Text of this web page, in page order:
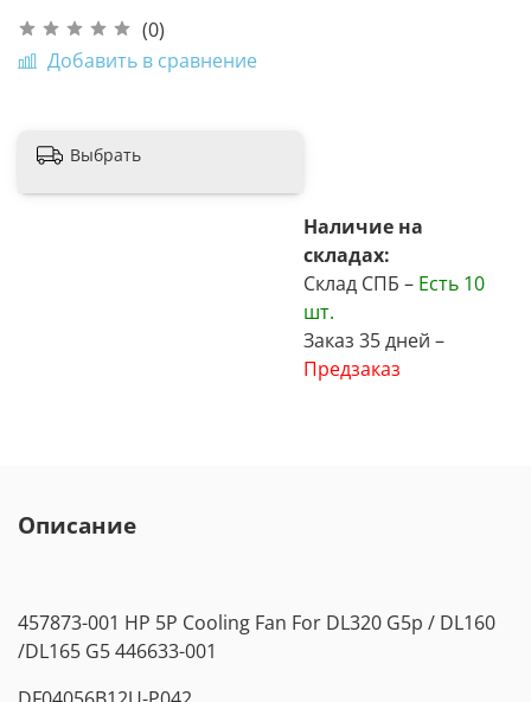
(0)
Добавить в сравнение
Наличие на
складах:
Склад СПБ – Есть 10
шт.
Заказ 35 дней –
Предзаказ
Выбрать
Описание
457873-001 HP 5P Cooling Fan For DL320 G5p / DL160
/DL165 G5 446633-001